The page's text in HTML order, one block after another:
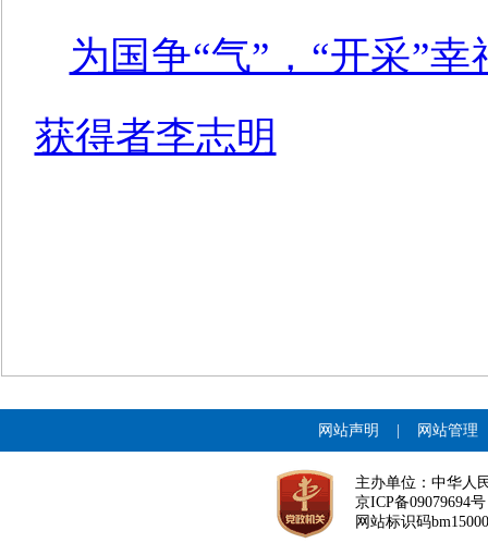
为国争“气”，“开采”
获得者李志明